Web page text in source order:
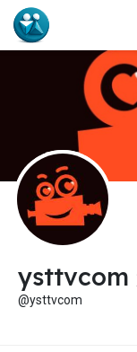
ysttvcom
@ysttvcom